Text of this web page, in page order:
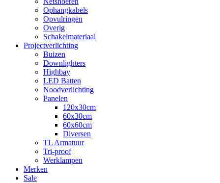
Ophangkabels
Opvulringen
Overig
Schakelmateriaal
Projectverlichting
Buizen
Downlighters
Highbay
LED Batten
Noodverlichting
Panelen
120x30cm
60x30cm
60x60cm
Diversen
TL Armatuur
Tri-proof
Werklampen
Merken
Sale